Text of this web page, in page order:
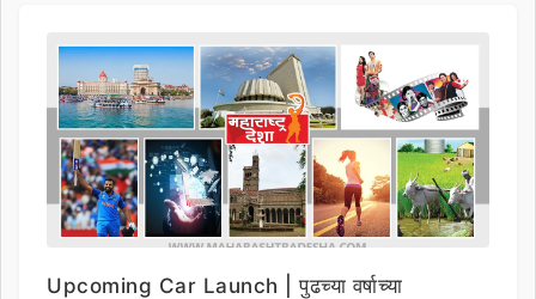
Upcoming Car Launch | पुढच्या वर्षाच्या